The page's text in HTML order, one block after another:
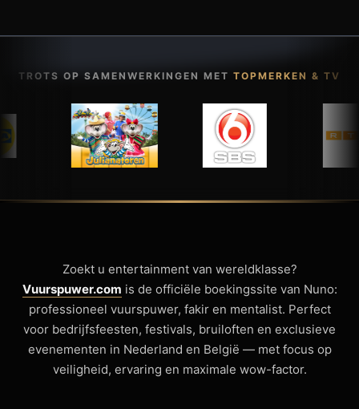
TROTS OP SAMENWERKINGEN MET TOPMERKEN & TV
Zoekt u entertainment van wereldklasse?
Vuurspuwer.com is de officiële boekingssite van Nuno:
professioneel vuurspuwer, fakir en mentalist. Perfect
voor bedrijfsfeesten, festivals, bruiloften en exclusieve
evenementen in Nederland en België — met focus op
veiligheid, ervaring en maximale wow-factor.